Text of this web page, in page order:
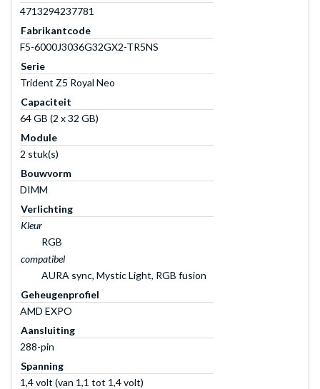
4713294237781
Fabrikantcode
F5-6000J3036G32GX2-TR5NS
Serie
Trident Z5 Royal Neo
Capaciteit
64 GB (2 x 32 GB)
Module
2 stuk(s)
Bouwvorm
DIMM
Verlichting
Kleur
RGB
compatibel
AURA sync, Mystic Light, RGB fusion
Geheugenprofiel
AMD EXPO
Aansluiting
288-pin
Spanning
1,4 volt (van 1,1 tot 1,4 volt)